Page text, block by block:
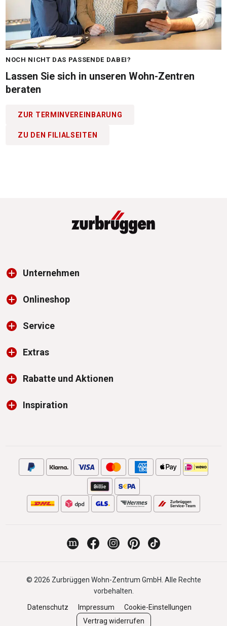
NOCH NICHT DAS PASSENDE DABEI?
Lassen Sie sich in unseren Wohn-Zentren
beraten
ZUR TERMINVEREINBARUNG
ZU DEN FILIALSEITEN
Unternehmen
Onlineshop
Service
Extras
Rabatte und Aktionen
Inspiration
© 2026 Zurbrüggen Wohn-Zentrum GmbH. Alle Rechte
vorbehalten.
Datenschutz
Impressum
Cookie-Einstellungen
Vertrag widerrufen